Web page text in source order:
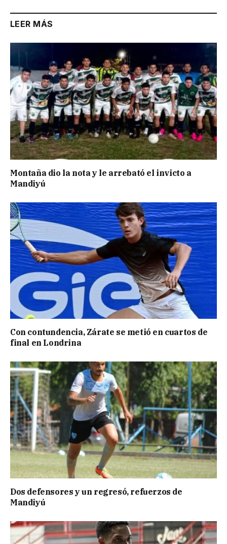
LEER MÁS
Montaña dio la nota y le arrebató el invicto a
Mandiyú
Con contundencia, Zárate se metió en cuartos de
final en Londrina
Dos defensores y un regresó, refuerzos de
Mandiyú